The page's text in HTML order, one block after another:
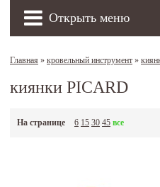
Открыть меню
Главная » кровельный инструмент »
киянки PICARD
На странице 6 15 30 45 все